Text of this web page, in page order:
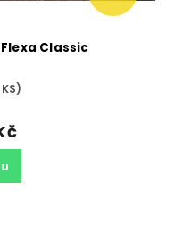
Classic
KS)